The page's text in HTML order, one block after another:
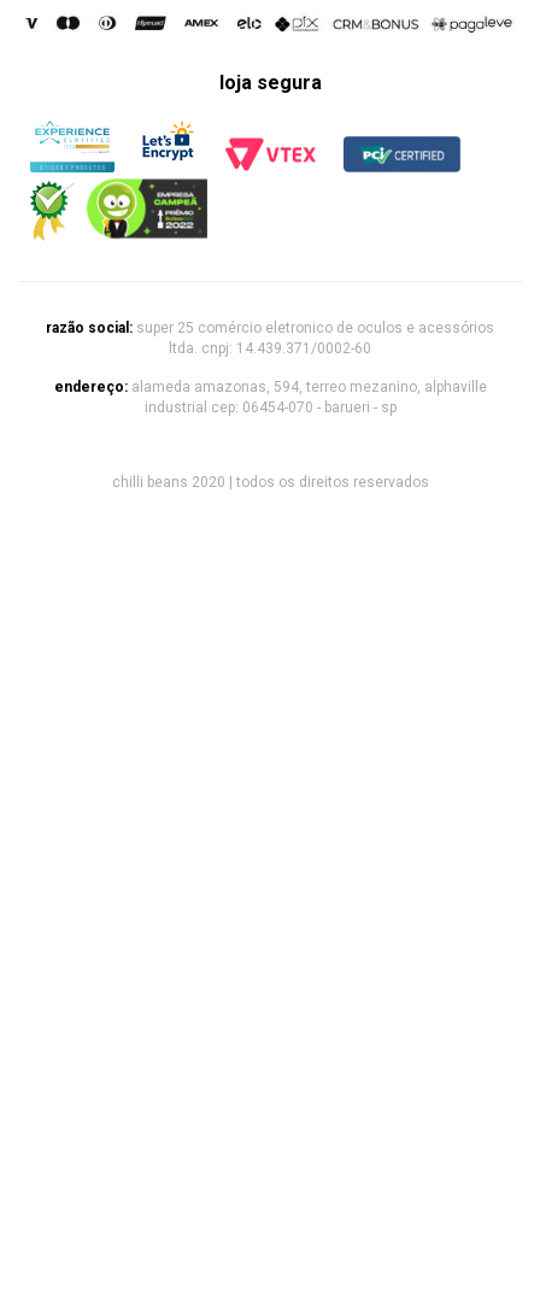
loja segura
razão social: super 25 comércio eletronico de oculos e acessórios
ltda. cnpj: 14.439.371/0002-60
endereço: alameda amazonas, 594, terreo mezanino, alphaville
industrial cep: 06454-070 - barueri - sp
chilli beans 2020 | todos os direitos reservados